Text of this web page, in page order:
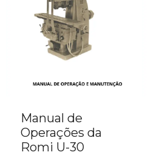
Manual de
Operações da
Romi U-30